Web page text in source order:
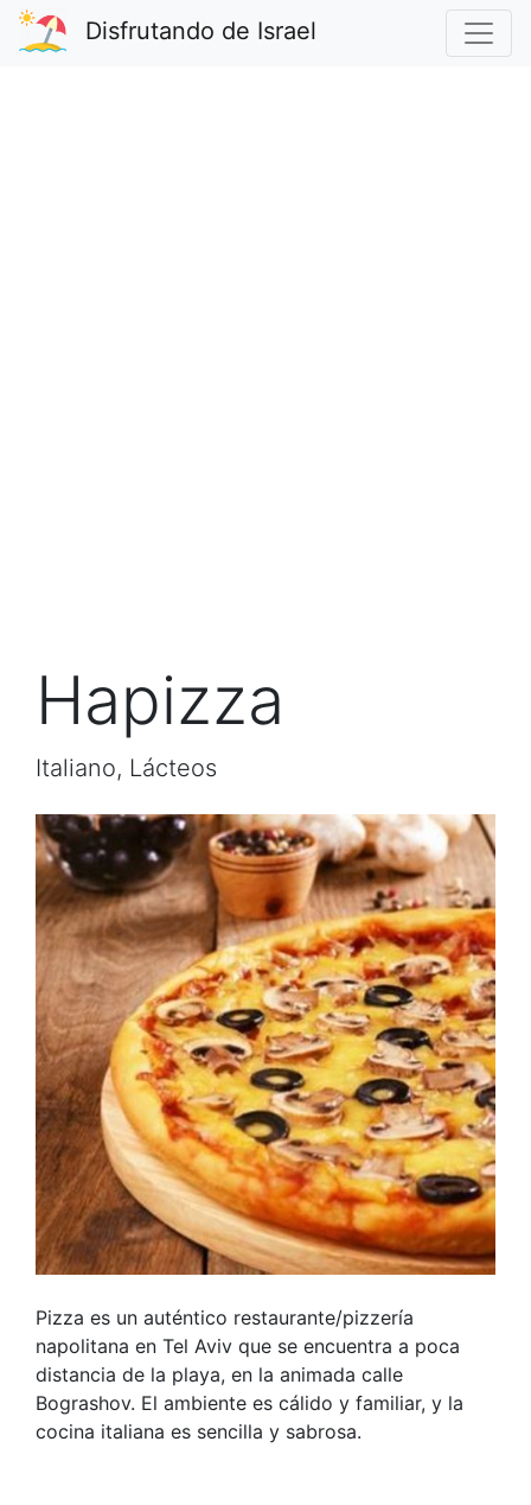
Disfrutando de Israel
Hapizza
Italiano, Lácteos
Pizza es un auténtico restaurante/pizzería
napolitana en Tel Aviv que se encuentra a poca
distancia de la playa, en la animada calle
Bograshov. El ambiente es cálido y familiar, y la
cocina italiana es sencilla y sabrosa.